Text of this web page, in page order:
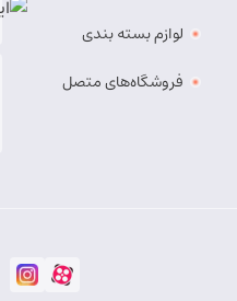
لوازم بسته بندی
فروشگاه‌های متصل